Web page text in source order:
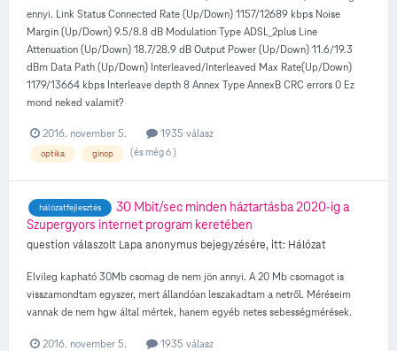
ennyi. Link Status Connected Rate (Up/Down) 1157/12689 kbps Noise
Margin (Up/Down) 9.5/8.8 dB Modulation Type ADSL_2plus Line
Attenuation (Up/Down) 18.7/28.9 dB Output Power (Up/Down) 11.6/19.3
dBm Data Path (Up/Down) Interleaved/Interleaved Max Rate(Up/Down)
1179/13664 kbps Interleave depth 8 Annex Type AnnexB CRC errors 0 Ez
mond neked valamit?
2016. november 5. 1935 válasz
optika ginop (és még 6 )
hálózatfejlesztés
30 Mbit/sec minden háztartásba 2020-ig a
Szupergyors internet program keretében
question válaszolt Lapaanonymus bejegyzésére, itt: Hálózat
Elvileg kapható 30Mb csomag de nem jön annyi. A 20 Mb csomagot is
visszamondtam egyszer, mert állandóan leszakadtam a netről. Méréseim
vannak de nem hgw által mértek, hanem egyéb netes sebességmérések.
2016. november 5. 1935 válasz